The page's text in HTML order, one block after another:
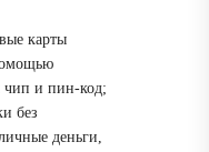
карты
чип и пин-код;
без
деньги,